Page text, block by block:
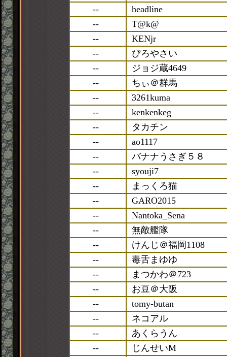
--
headline
--
T@k@
--
KENjr
--
ぴろやさい
--
ジョジ蔵4649
--
ちぃ＠群馬
--
3261kuma
--
kenkenkeg
--
タカチン
--
ao1117
--
バナナうさぎ５８
--
syouji7
--
まっくろ猫
--
GARO2015
--
Nantoka_Sena
--
無敵艦隊
--
けんじ＠福岡1108
--
毒舌まゆゆ
--
まつかわ＠723
--
お豆＠大阪
--
tomy-butan
--
ネコアル
--
あくらうん
--
じんせいM